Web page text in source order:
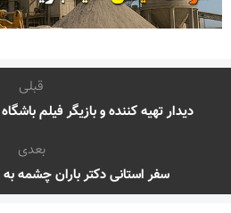
قبلی
دیدار تهیه کننده و بازیگر فیلم
بعدی
سفر استانی دکتر باران چشمه